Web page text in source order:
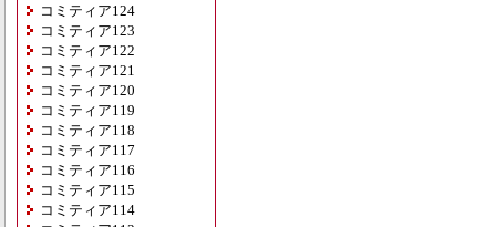
コミティア124
コミティア123
コミティア122
コミティア121
コミティア120
コミティア119
コミティア118
コミティア117
コミティア116
コミティア115
コミティア114